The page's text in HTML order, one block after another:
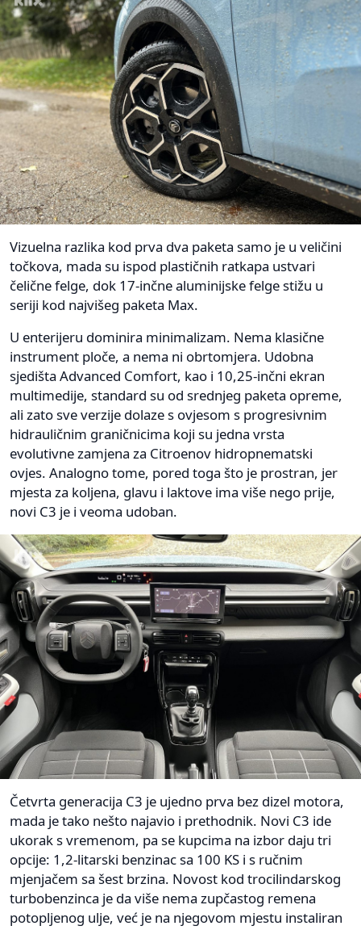
Vizuelna razlika kod prva dva paketa samo je u veličini
točkova, mada su ispod plastičnih ratkapa ustvari
čelične felge, dok 17-inčne aluminijske felge stižu u
seriji kod najvišeg paketa Max.
U enterijeru dominira minimalizam. Nema klasične
instrument ploče, a nema ni obrtomjera. Udobna
sjedišta Advanced Comfort, kao i 10,25-inčni ekran
multimedije, standard su od srednjeg paketa opreme,
ali zato sve verzije dolaze s ovjesom s progresivnim
hidrauličnim graničnicima koji su jedna vrsta
evolutivne zamjena za Citroenov hidropnematski
ovjes. Analogno tome, pored toga što je prostran, jer
mjesta za koljena, glavu i laktove ima više nego prije,
novi C3 je i veoma udoban.
Četvrta generacija C3 je ujedno prva bez dizel motora,
mada je tako nešto najavio i prethodnik. Novi C3 ide
ukorak s vremenom, pa se kupcima na izbor daju tri
opcije: 1,2-litarski benzinac sa 100 KS i s ručnim
mjenjačem sa šest brzina. Novost kod trocilindarskog
turbobenzinca je da više nema zupčastog remena
potopljenog ulje, već je na njegovom mjestu instaliran